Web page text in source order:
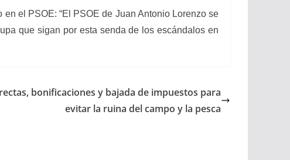
el PSOE: “El PSOE de Juan Antonio Lorenzo se
que sigan por esta senda de los escándalos en
bonificaciones y bajada de impuestos para
evitar la ruina del campo y la pesca